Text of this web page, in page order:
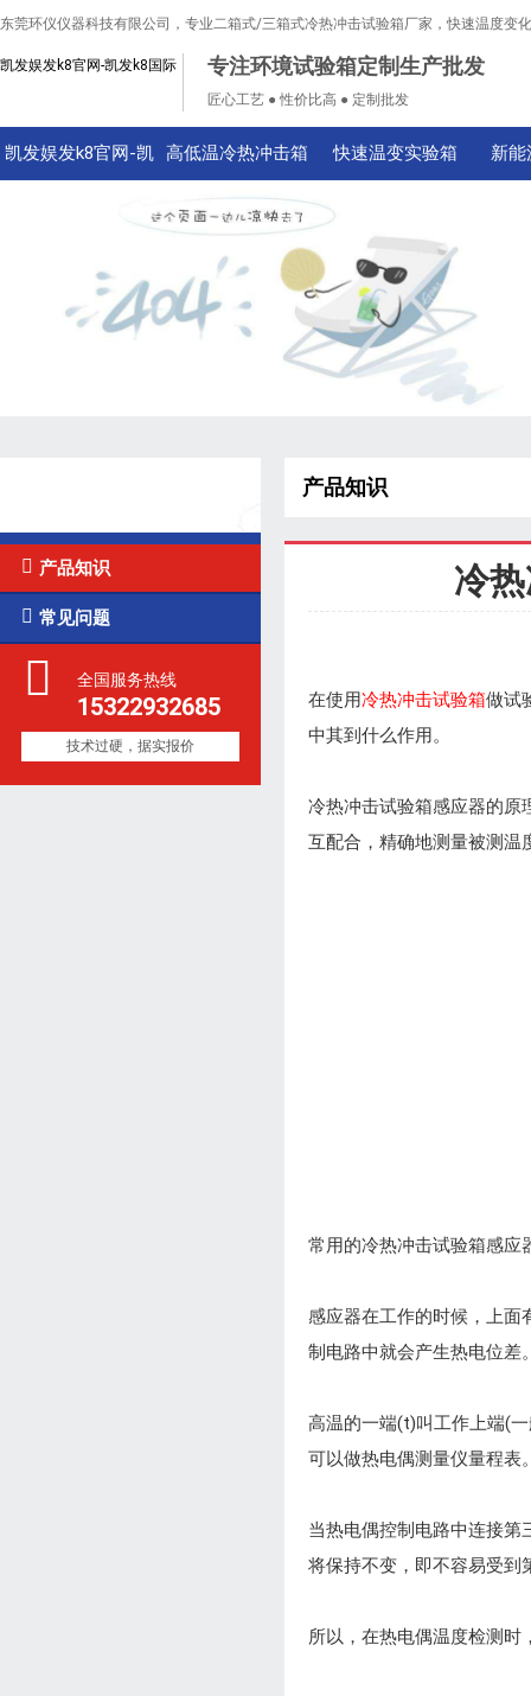
东莞环仪仪器科技有限公司，专业二箱式/三箱式冷热冲击试验箱厂家，快速温度变
凯发娱发k8官网-凯发k8国际 专注环境试验箱定制生产批发
匠心工艺 ● 性价比高 ● 定制批发
凯发娱发k8官网-凯 高低温冷热冲击箱 快速温变实验箱 新
 产品知识
 常见问题
全国服务热线
15322932685
技术过硬，据实报价
产品知识
冷
在使用冷热冲击试验箱做试
中其到什么作用。
冷热冲击试验箱感应器的原
互配合，精确地测量被测温
常用的冷热冲击试验箱感应
感应器在工作的时候，上面
制电路中就会产生热电位差
高温的一端(t)叫工作上端(
可以做热电偶测量仪量程表
当热电偶控制电路中连接第
将保持不变，即不容易受到
所以，在热电偶温度检测时